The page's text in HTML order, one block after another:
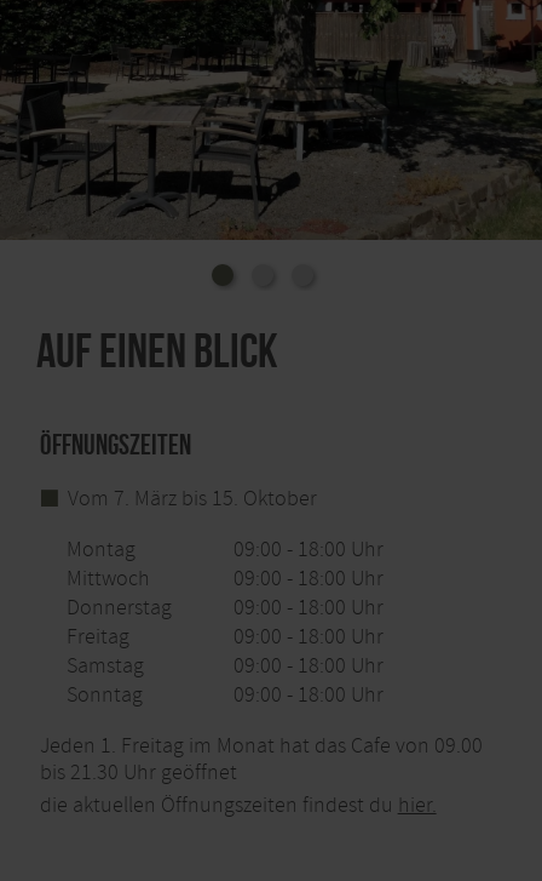
Auf einen Blick
Öffnungszeiten
Vom 7. März bis 15. Oktober
Montag
09:00 - 18:00 Uhr
Mittwoch
09:00 - 18:00 Uhr
Donnerstag
09:00 - 18:00 Uhr
Freitag
09:00 - 18:00 Uhr
Samstag
09:00 - 18:00 Uhr
Sonntag
09:00 - 18:00 Uhr
Jeden 1. Freitag im Monat hat das Cafe von 09.00
bis 21.30 Uhr geöffnet
die aktuellen Öffnungszeiten findest du hier.